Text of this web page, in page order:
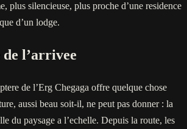
plus silencieuse, plus proche d’une residence
d’un lodge.
de l’arrivee
de l’Erg Chegaga offre quelque chose
aussi beau soit-il, ne peut pas donner : la
du paysage a l’echelle. Depuis la route, les